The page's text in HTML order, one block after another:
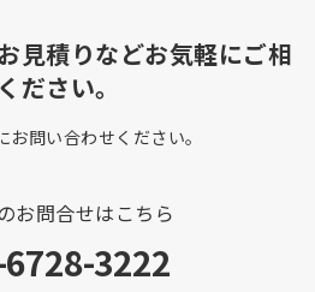
見積りなどお気軽にご相
ださい。
お問い合わせください。
お問合せはこちら
3222